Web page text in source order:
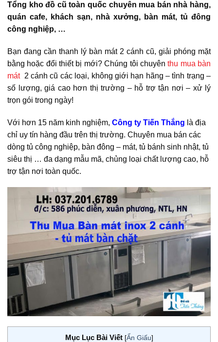
Tổng kho đồ cũ toàn quốc chuyên mua bán nhà hàng,
quán cafe, khách sạn, nhà xưởng, bàn mát, tủ đông
công nghiệp, …
Bạn đang cần thanh lý bàn mát 2 cánh cũ, giải phóng mặt
bằng hoặc đổi thiết bị mới? Chúng tôi chuyênthu mua bàn
mát2 cánh cũ các loại, không giới hạn hãng – tình trạng –
số lượng, giá cao hơn thị trường – hỗ trợ tận nơi – xử lý
trọn gói trong ngày!
Với hơn 15 năm kinh nghiệm, Công ty Tiến Thắng là địa
chỉ uy tín hàng đầu trên thị trường. Chuyên mua bán các
dòng tủ công nghiệp, bàn đông – mát, tủ bánh sinh nhật, tủ
siêu thị … đa dạng mẫu mã, chủng loại chất lượng cao, hỗ
trợ tận nơi toàn quốc.
Mục Lục Bài Viết [Ẩn Giấu]